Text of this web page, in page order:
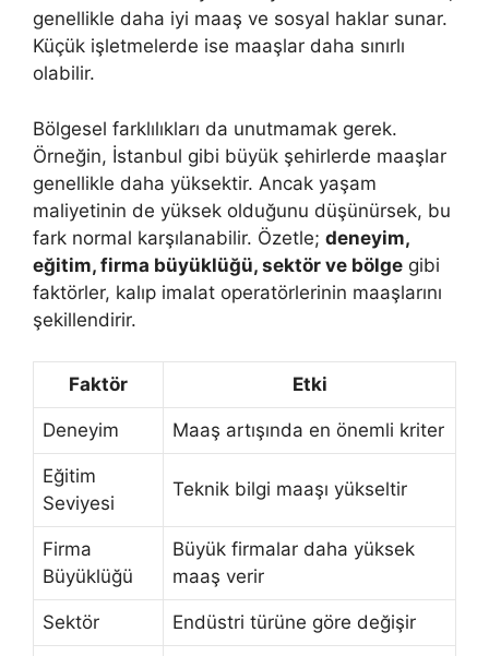
genellikle daha iyi maaş ve sosyal haklar sunar.
Küçük işletmelerde ise maaşlar daha sınırlı
olabilir.
Bölgesel farklılıkları da unutmamak gerek.
Örneğin, İstanbul gibi büyük şehirlerde maaşlar
genellikle daha yüksektir. Ancak yaşam
maliyetinin de yüksek olduğunu düşünürsek, bu
fark normal karşılanabilir. Özetle; deneyim,
eğitim, firma büyüklüğü, sektör ve bölge gibi
faktörler, kalıp imalat operatörlerinin maaşlarını
şekillendirir.
Faktör Etki
Deneyim Maaş artışında en önemli kriter
Eğitim
Seviyesi
Teknik bilgi maaşı yükseltir
Firma
Büyüklüğü
Büyük firmalar daha yüksek
maaş verir
Sektör Endüstri türüne göre değişir